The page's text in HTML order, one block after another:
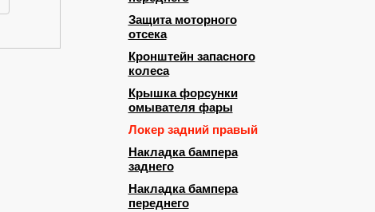
Защита моторного
отсека
Кронштейн запасного
колеса
Крышка форсунки
омывателя фары
Локер задний правый
Накладка бампера
заднего
Накладка бампера
переднего